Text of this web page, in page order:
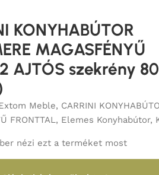
KONYHABÚTOR
MAGASFÉNYŰ
AJTÓS szekrény
Meble, CARRINI
FRONTTAL, Elemes Konyhabútor,
nézi ezt a terméket most